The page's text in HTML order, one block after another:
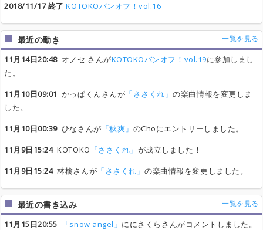
2018/11/17 終了 KOTOKOバンオフ！vol.16
最近の動き 一覧を見る
11月14日20:48オノセ さんがKOTOKOバンオフ！vol.19に参加しまし
た。
11月10日09:01 かっぱくんさんが 「ささくれ」の楽曲情報を変更しま
した。
11月10日00:39ひなさんが 「秋爽」 のChoにエントリーしました。
11月9日15:24KOTOKO 「ささくれ」 が成立しました！
11月9日15:24林檎さんが 「ささくれ」の楽曲情報を変更しました。
最近の書き込み 一覧を見る
11月15日20:55 「snow angel」 ににさくらさんがコメントしました。